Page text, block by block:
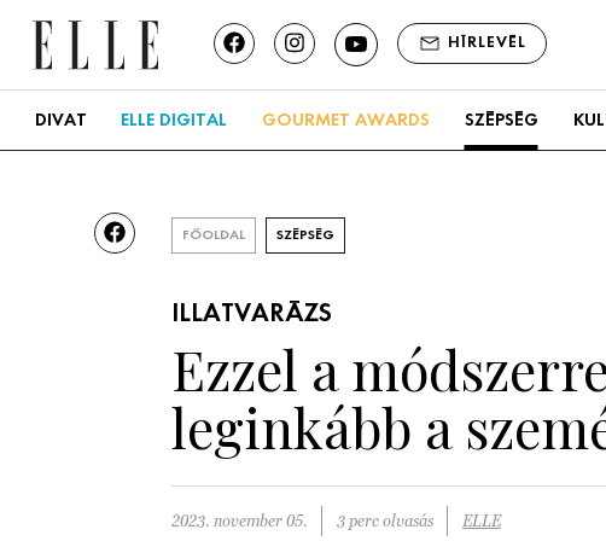
HÍRLEVÉL
DIVAT ELLE DIGITAL GOURMET AWARDS SZÉPSÉG
FŐOLDAL SZÉPSÉG
ILLATVARÁZS
Ezzel a
leginkább a
2023. november 05. 3 perc olvasás ELLE